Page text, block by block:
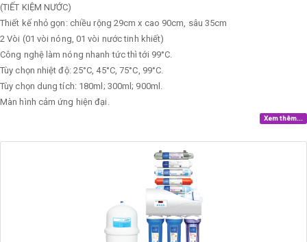
(TIẾT KIỆM NƯỚC)
Thiết kế nhỏ gọn: chiều rộng 29cm x cao 90cm, sâu 35cm
2 Vòi (01 vòi nóng, 01 vòi nước tinh khiết)
Công nghệ làm nóng nhanh tức thì tới 99°C.
Tùy chọn nhiệt độ: 25°C, 45°C, 75°C, 99°C.
Tùy chọn dung tích: 180ml; 300ml; 900ml.
Màn hình cảm ứng hiện đại.
Xem thêm...